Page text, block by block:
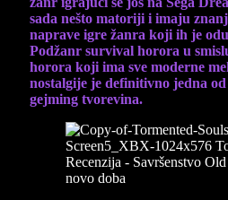
sada nešto matoriji i imaju
naprave igre žanra koji ih je
Podžanr survival horora u
horora koji ima sve moderne
nostalgije je definitivno jedna
gejming tvorevina.